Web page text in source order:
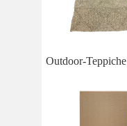
Outdoor-Teppiche